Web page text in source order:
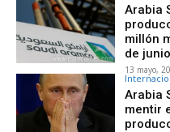
Arabia
millón
de junio
13 mayo,
Arabia
mentir